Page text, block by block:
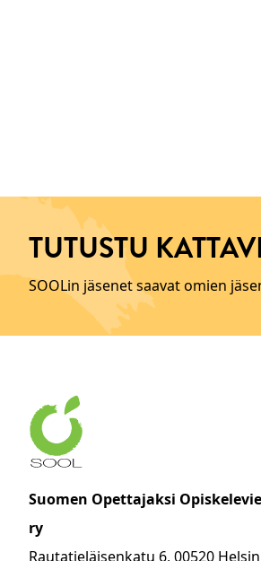
TUTUSTU
SOOLin jäsenet saavat omien
Suomen Opettajaksi
ry
Rautatieläisenkatu 6, 00520